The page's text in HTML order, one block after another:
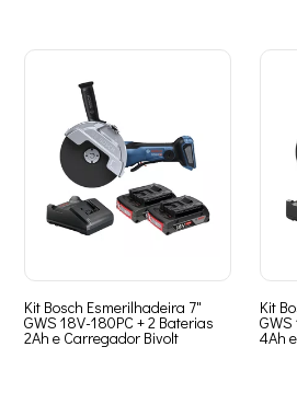
Kit Bosch Esmerilhadeira 7"
GWS 18V-180PC + 2 Baterias
2Ah e Carregador Bivolt
Kit
4Ah